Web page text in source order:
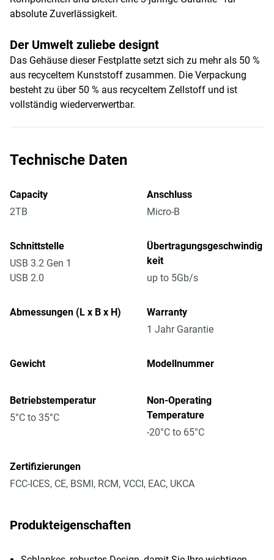
absolute Zuverlässigkeit.
Der Umwelt zuliebe designt
Das Gehäuse dieser Festplatte setzt sich zu mehr als 50 %
aus recyceltem Kunststoff zusammen. Die Verpackung
besteht zu über 50 % aus recyceltem Zellstoff und ist
vollständig wiederverwertbar.
Technische Daten
Capacity
2TB
Anschluss
Micro-B
Schnittstelle
USB 3.2 Gen 1
USB 2.0
Übertragungsgeschwindig
keit
up to 5Gb/s
Abmessungen (L x B x H)
Warranty
1 Jahr Garantie
Gewicht Modellnummer
Betriebstemperatur
5°C to 35°C
Non-Operating
Temperature
-20°C to 65°C
Zertifizierungen
FCC-ICES, CE, BSMI, RCM, VCCI, EAC, UKCA
Produkteigenschaften